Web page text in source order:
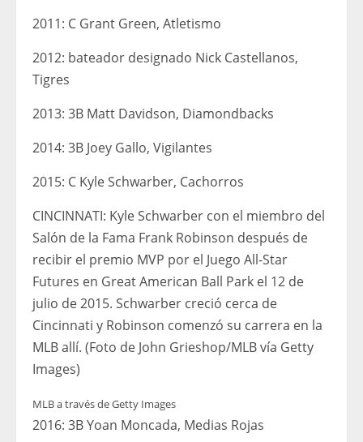
2011: C Grant Green, Atletismo
2012: bateador designado Nick Castellanos,
Tigres
2013: 3B Matt Davidson, Diamondbacks
2014: 3B Joey Gallo, Vigilantes
2015: C Kyle Schwarber, Cachorros
CINCINNATI: Kyle Schwarber con el miembro del
Salón de la Fama Frank Robinson después de
recibir el premio MVP por el Juego All-Star
Futures en Great American Ball Park el 12 de
julio de 2015. Schwarber creció cerca de
Cincinnati y Robinson comenzó su carrera en la
MLB allí. (Foto de John Grieshop/MLB vía Getty
Images)
MLB a través de Getty Images
2016: 3B Yoan Moncada, Medias Rojas